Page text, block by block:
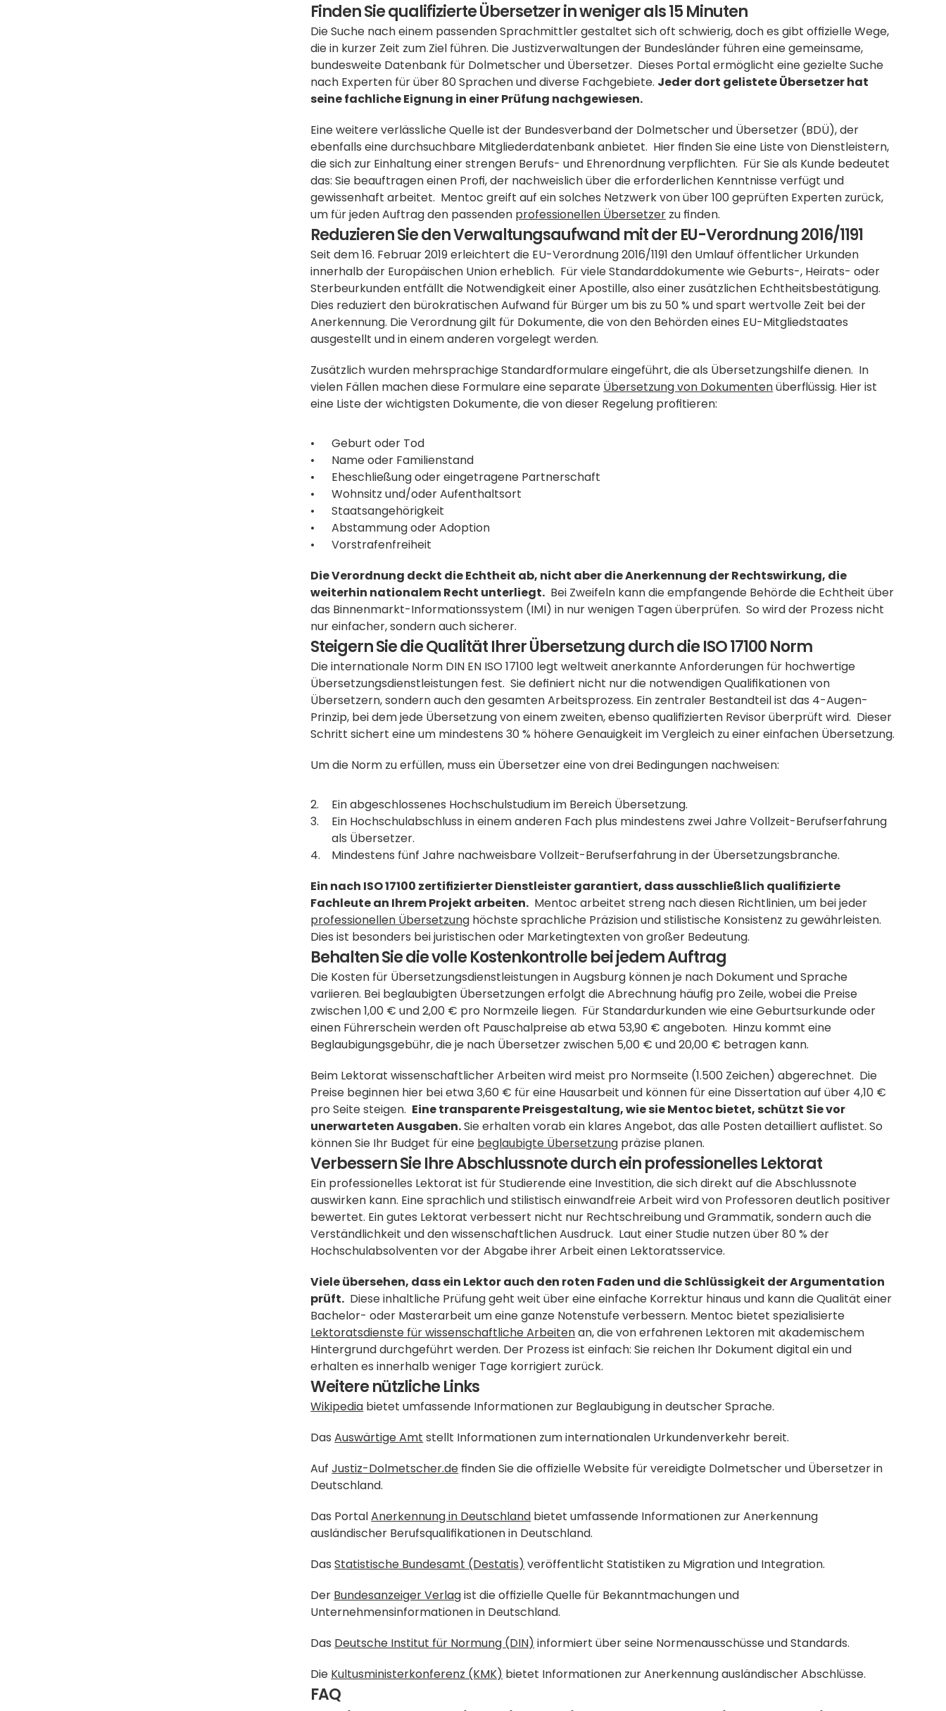
Finden Sie qualifizierte Übersetzer in weniger als 15 Minuten
Die Suche nach einem passenden Sprachmittler gestaltet sich oft schwierig, doch es gibt offizielle Wege,
die in kurzer Zeit zum Ziel führen. Die Justizverwaltungen der Bundesländer führen eine gemeinsame,
bundesweite Datenbank für Dolmetscher und Übersetzer.  Dieses Portal ermöglicht eine gezielte Suche
nach Experten für über 80 Sprachen und diverse Fachgebiete. Jeder dort gelistete Übersetzer hat
seine fachliche Eignung in einer Prüfung nachgewiesen.
Eine weitere verlässliche Quelle ist der Bundesverband der Dolmetscher und Übersetzer (BDÜ), der
ebenfalls eine durchsuchbare Mitgliederdatenbank anbietet.  Hier finden Sie eine Liste von Dienstleistern,
die sich zur Einhaltung einer strengen Berufs- und Ehrenordnung verpflichten.  Für Sie als Kunde bedeutet
das: Sie beauftragen einen Profi, der nachweislich über die erforderlichen Kenntnisse verfügt und
gewissenhaft arbeitet.  Mentoc greift auf ein solches Netzwerk von über 100 geprüften Experten zurück,
um für jeden Auftrag den passenden professionellen Übersetzer zu finden.
Reduzieren Sie den Verwaltungsaufwand mit der EU-Verordnung 2016/1191
Seit dem 16. Februar 2019 erleichtert die EU-Verordnung 2016/1191 den Umlauf öffentlicher Urkunden
innerhalb der Europäischen Union erheblich.  Für viele Standarddokumente wie Geburts-, Heirats- oder
Sterbeurkunden entfällt die Notwendigkeit einer Apostille, also einer zusätzlichen Echtheitsbestätigung.
Dies reduziert den bürokratischen Aufwand für Bürger um bis zu 50 % und spart wertvolle Zeit bei der
Anerkennung. Die Verordnung gilt für Dokumente, die von den Behörden eines EU-Mitgliedstaates
ausgestellt und in einem anderen vorgelegt werden.
Zusätzlich wurden mehrsprachige Standardformulare eingeführt, die als Übersetzungshilfe dienen.  In
vielen Fällen machen diese Formulare eine separate Übersetzung von Dokumenten überflüssig. Hier ist
eine Liste der wichtigsten Dokumente, die von dieser Regelung profitieren:
Geburt oder Tod
Name oder Familienstand
Eheschließung oder eingetragene Partnerschaft
Wohnsitz und/oder Aufenthaltsort
Staatsangehörigkeit
Abstammung oder Adoption
Vorstrafenfreiheit
Die Verordnung deckt die Echtheit ab, nicht aber die Anerkennung der Rechtswirkung, die
weiterhin nationalem Recht unterliegt.
  Bei Zweifeln kann die empfangende Behörde die Echtheit über
das Binnenmarkt-Informationssystem (IMI) in nur wenigen Tagen überprüfen.  So wird der Prozess nicht
nur einfacher, sondern auch sicherer.
Steigern Sie die Qualität Ihrer Übersetzung durch die ISO 17100 Norm
Die internationale Norm DIN EN ISO 17100 legt weltweit anerkannte Anforderungen für hochwertige
Übersetzungsdienstleistungen fest.  Sie definiert nicht nur die notwendigen Qualifikationen von
Übersetzern, sondern auch den gesamten Arbeitsprozess. Ein zentraler Bestandteil ist das 4-Augen-
Prinzip, bei dem jede Übersetzung von einem zweiten, ebenso qualifizierten Revisor überprüft wird.  Dieser
Schritt sichert eine um mindestens 30 % höhere Genauigkeit im Vergleich zu einer einfachen Übersetzung.
Um die Norm zu erfüllen, muss ein Übersetzer eine von drei Bedingungen nachweisen:
Ein abgeschlossenes Hochschulstudium im Bereich Übersetzung.
Ein Hochschulabschluss in einem anderen Fach plus mindestens zwei Jahre Vollzeit-Berufserfahrung
als Übersetzer.
Mindestens fünf Jahre nachweisbare Vollzeit-Berufserfahrung in der Übersetzungsbranche.
Ein nach ISO 17100 zertifizierter Dienstleister garantiert, dass ausschließlich qualifizierte
Fachleute an Ihrem Projekt arbeiten.
professionellen Übersetzung höchste sprachliche Präzision und stilistische Konsistenz zu gewährleisten.
Dies ist besonders bei juristischen oder Marketingtexten von großer Bedeutung.
Behalten Sie die volle Kostenkontrolle bei jedem Auftrag
Die Kosten für Übersetzungsdienstleistungen in Augsburg können je nach Dokument und Sprache
variieren. Bei beglaubigten Übersetzungen erfolgt die Abrechnung häufig pro Zeile, wobei die Preise
zwischen 1,00 € und 2,00 € pro Normzeile liegen.  Für Standardurkunden wie eine Geburtsurkunde oder
einen Führerschein werden oft Pauschalpreise ab etwa 53,90 € angeboten.  Hinzu kommt eine
Beglaubigungsgebühr, die je nach Übersetzer zwischen 5,00 € und 20,00 € betragen kann.
Beim Lektorat wissenschaftlicher Arbeiten wird meist pro Normseite (1.500 Zeichen) abgerechnet.  Die
Preise beginnen hier bei etwa 3,60 € für eine Hausarbeit und können für eine Dissertation auf über 4,10 €
pro Seite steigen. Eine transparente Preisgestaltung, wie sie Mentoc bietet, schützt Sie vor
unerwarteten Ausgaben. Sie erhalten vorab ein klares Angebot, das alle Posten detailliert auflistet. So
können Sie Ihr Budget für eine beglaubigte Übersetzung präzise planen.
Verbessern Sie Ihre Abschlussnote durch ein professionelles Lektorat
Ein professionelles Lektorat ist für Studierende eine Investition, die sich direkt auf die Abschlussnote
auswirken kann. Eine sprachlich und stilistisch einwandfreie Arbeit wird von Professoren deutlich positiver
bewertet. Ein gutes Lektorat verbessert nicht nur Rechtschreibung und Grammatik, sondern auch die
Verständlichkeit und den wissenschaftlichen Ausdruck.  Laut einer Studie nutzen über 80 % der
Hochschulabsolventen vor der Abgabe ihrer Arbeit einen Lektoratsservice.
Viele übersehen, dass ein Lektor auch den roten Faden und die Schlüssigkeit der Argumentation
prüft.
  Diese inhaltliche Prüfung geht weit über eine einfache Korrektur hinaus und kann die Qualität einer
Lektoratsdienste für wissenschaftliche Arbeiten an, die von erfahrenen Lektoren mit akademischem
Hintergrund durchgeführt werden. Der Prozess ist einfach: Sie reichen Ihr Dokument digital ein und
erhalten es innerhalb weniger Tage korrigiert zurück.
Weitere nützliche Links
Wikipedia bietet umfassende Informationen zur Beglaubigung in deutscher Sprache.
Das Auswärtige Amt stellt Informationen zum internationalen Urkundenverkehr bereit.
Auf Justiz-Dolmetscher.de finden Sie die offizielle Website für vereidigte Dolmetscher und Übersetzer in
Deutschland.
Das Portal Anerkennung in Deutschland bietet umfassende Informationen zur Anerkennung
ausländischer Berufsqualifikationen in Deutschland.
Das Statistische Bundesamt (Destatis) veröffentlicht Statistiken zu Migration und Integration.
Der Bundesanzeiger Verlag ist die offizielle Quelle für Bekanntmachungen und
Unternehmensinformationen in Deutschland.
Das Deutsche Institut für Normung (DIN) informiert über seine Normenausschüsse und Standards.
Die Kultusministerkonferenz (KMK) bietet Informationen zur Anerkennung ausländischer Abschlüsse.
FAQ